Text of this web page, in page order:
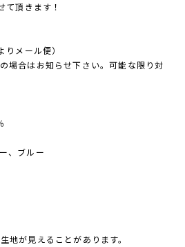
て頂きます！
メール便）
場合はお知らせ下さい。可能な限り対
、ブルー
地が見えることがあります。